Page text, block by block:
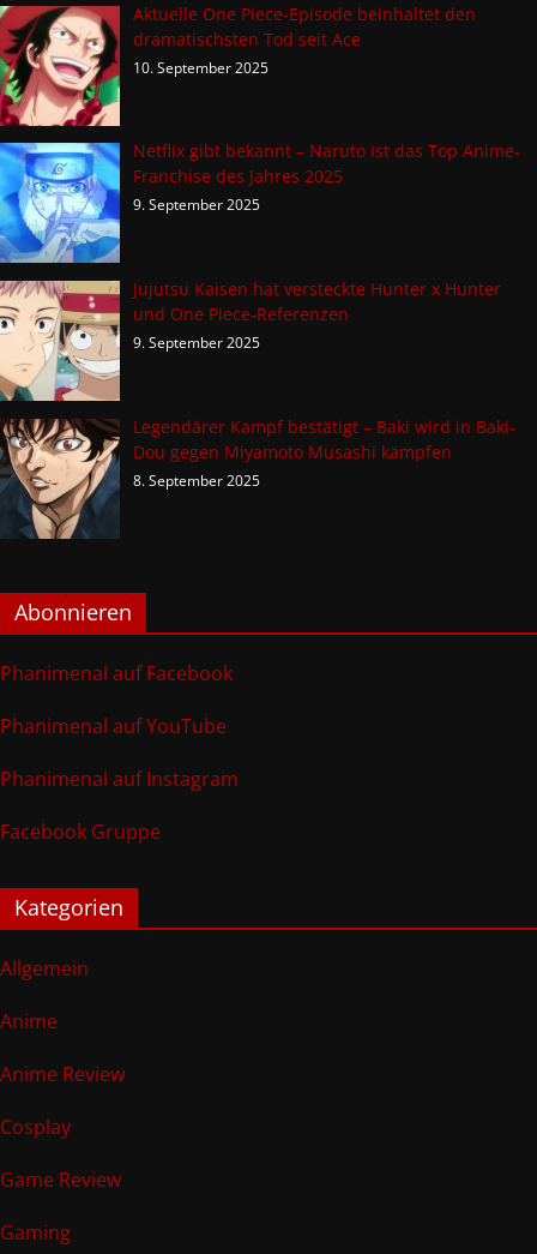
Aktuelle One Piece-Episode beinhaltet den
dramatischsten Tod seit Ace
10. September 2025
Netflix gibt bekannt – Naruto ist das Top Anime-
Franchise des Jahres 2025
9. September 2025
Jujutsu Kaisen hat versteckte Hunter x Hunter
und One Piece-Referenzen
9. September 2025
Legendärer Kampf bestätigt – Baki wird in Baki-
Dou gegen Miyamoto Musashi kämpfen
8. September 2025
Abonnieren
Phanimenal auf Facebook
Phanimenal auf YouTube
Phanimenal auf Instagram
Facebook Gruppe
Kategorien
Allgemein
Anime
Anime Review
Cosplay
Game Review
Gaming